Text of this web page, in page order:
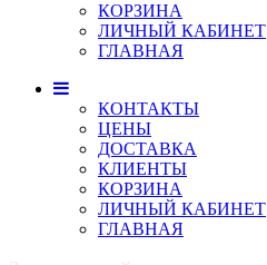
КОРЗИНА
ЛИЧНЫЙ КАБИНЕТ
ГЛАВНАЯ
КОНТАКТЫ
ЦЕНЫ
ДОСТАВКА
КЛИЕНТЫ
КОРЗИНА
ЛИЧНЫЙ КАБИНЕТ
ГЛАВНАЯ